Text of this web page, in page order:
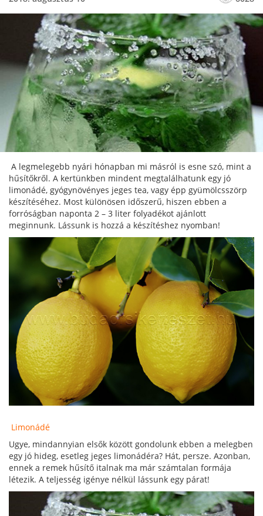
A legmelegebb nyári hónapban mi másról is esne szó, mint a
hűsítőkről. A kertünkben mindent megtalálhatunk egy jó
limonádé, gyógynövényes jeges tea, vagy épp gyümölcsszörp
készítéséhez. Most különösen időszerű, hiszen ebben a
forróságban naponta 2 – 3 liter folyadékot ajánlott
meginnunk. Lássunk is hozzá a készítéshez nyomban!
Limonádé
Ugye, mindannyian elsők között gondolunk ebben a melegben
egy jó hideg, esetleg jeges limonádéra? Hát, persze. Azonban,
ennek a remek hűsítő italnak ma már számtalan formája
létezik. A teljesség igénye nélkül lássunk egy párat!